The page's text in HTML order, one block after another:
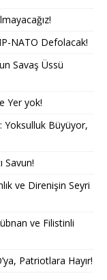
NATO Defolacak!
Savaş Üssü
Yer yok!
Yoksulluk Büyüyor,
Savun!
ve Direnişin Seyri
ve Filistinli
Patriotlara Hayır!